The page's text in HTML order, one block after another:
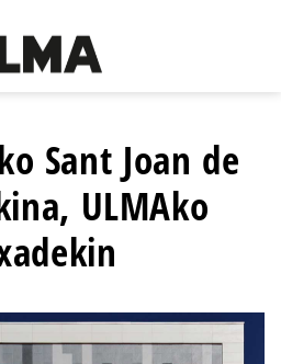
Sant Joan de
ULMAko